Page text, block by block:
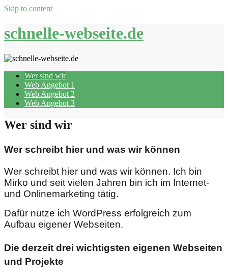
Skip to content
schnelle-webseite.de
Wer sind wir
Web Angebot 1
Web Angebot 2
Web Angebot 3
Wer sind wir
Wer schreibt hier und was wir können
Wer schreibt hier und was wir können. Ich bin
Mirko und seit vielen Jahren bin ich im Internet-
und Onlinemarketing tätig.
Dafür nutze ich WordPress erfolgreich zum
Aufbau eigener Webseiten.
Die derzeit drei wichtigsten eigenen Webseiten
und Projekte